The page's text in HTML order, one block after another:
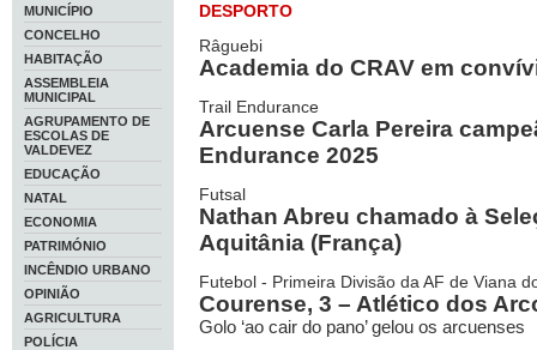
MUNICÍPIO
CONCELHO
HABITAÇÃO
ASSEMBLEIA
MUNICIPAL
AGRUPAMENTO DE
ESCOLAS DE
VALDEVEZ
EDUCAÇÃO
NATAL
ECONOMIA
PATRIMÓNIO
INCÊNDIO URBANO
OPINIÃO
AGRICULTURA
POLÍCIA
DESPORTO
Râguebi
Academia do CRAV em
Trail Endurance
Arcuense Carla Pereira
Endurance 2025
Futsal
Nathan Abreu chamado à
Aquitânia (França)
Futebol - Primeira Divisão da AF de Viana
Courense, 3 – Atlético dos
Golo ‘ao cair do pano’ gelou os arcuenses